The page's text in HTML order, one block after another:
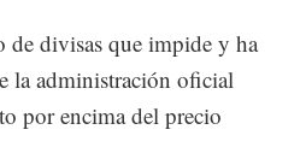
de divisas que impide y ha
la administración oficial
por encima del precio